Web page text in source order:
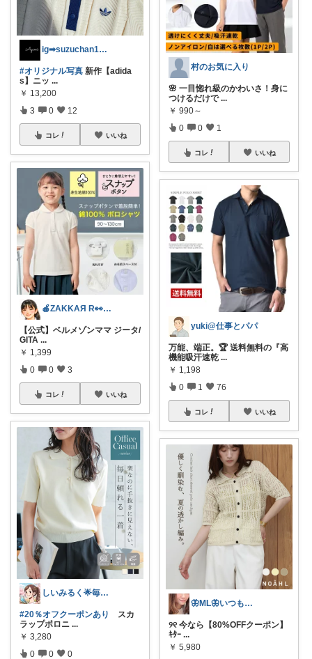
ig➡︎suzuchan1206
#オリジナル写真 新作【adida
s】ニッ ...
￥ 13,200
3 0 12
コレ いいね
🍎ZAKKAЯ R👀M 経由購入感謝
【公式】ベルメゾンママ ジータ/
GITA ...
￥ 1,399
0 0 3
コレ いいね
しいみるく🌟毎日全力投稿🌟
#20％オフクーポンあり
スカ
ラップポロニ ...
￥ 3,280
0 0 0
村のお気に入り
🌸 一目惚れ級のかわいさ！身に
つけるだけで ...
￥ 990～
0 0 1
コレ いいね
yuki@仕事とパパ
万能、端正。🏆 送料無料の『高
機能吸汗速乾 ...
￥ 1,198
0 1 76
コレ いいね
🦋ML🦋いつもありがとう💓
୨୧ 今なら【80%OFFクーポン】
ｷﾀｰ ...
￥ 5,980